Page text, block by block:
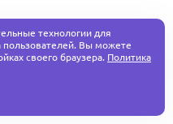
технологии для
пользователей. Вы можете
своего браузера. Политика